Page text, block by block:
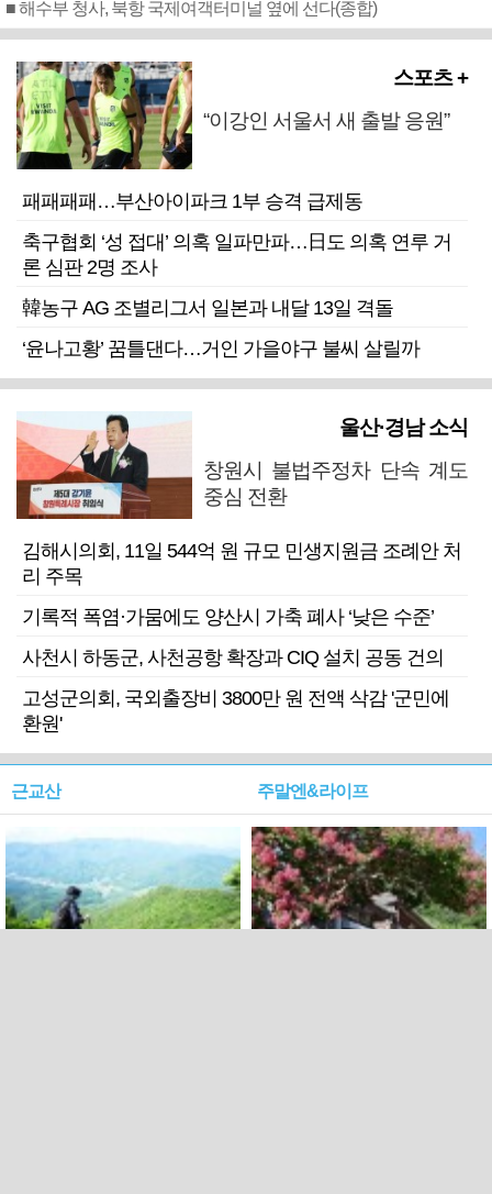
■ 해수부 청사, 북항 국제여객터미널 옆에 선다(종합)
스포츠 +
“이강인 서울서 새 출발 응원”
패패패패…부산아이파크 1부 승격 급제동
축구협회 ‘성 접대’ 의혹 일파만파…日도 의혹 연루 거
론 심판 2명 조사
韓농구 AG 조별리그서 일본과 내달 13일 격돌
‘윤나고황’ 꿈틀댄다…거인 가을야구 불씨 살릴까
울산·경남 소식
창원시 불법주정차 단속 계도
중심 전환
김해시의회, 11일 544억 원 규모 민생지원금 조례안 처
리 주목
기록적 폭염·가뭄에도 양산시 가축 폐사 ‘낮은 수준’
사천시 하동군, 사천공항 확장과 CIQ 설치 공동 건의
고성군의회, 국외출장비 3800만 원 전액 삭감 '군민에
환원'
근교산 주말엔&라이프